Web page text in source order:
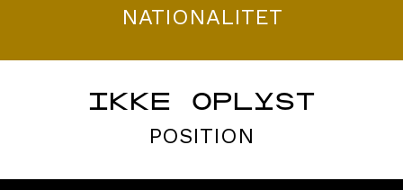
NATIONALITET
IKKE OPLYST
POSITION